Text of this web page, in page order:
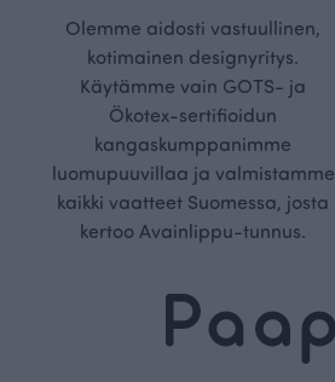
Olemme aidosti vastuullinen,
kotimainen designyritys.
Käytämme vain GOTS- ja
Ökotex-sertifioidun
kangaskumppanimme
luomupuuvillaa ja valmistamme
kaikki vaatteet Suomessa, josta
kertoo Avainlippu-tunnus.